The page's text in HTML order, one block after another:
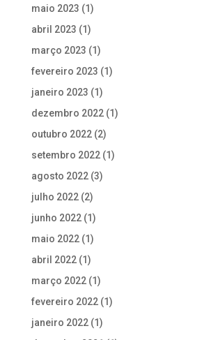
maio 2023 (1)
abril 2023 (1)
março 2023 (1)
fevereiro 2023 (1)
janeiro 2023 (1)
dezembro 2022(1)
outubro 2022(2)
setembro 2022(1)
agosto 2022(3)
julho 2022(2)
junho 2022(1)
maio 2022(1)
abril 2022(1)
março 2022(1)
fevereiro 2022(1)
janeiro 2022(1)